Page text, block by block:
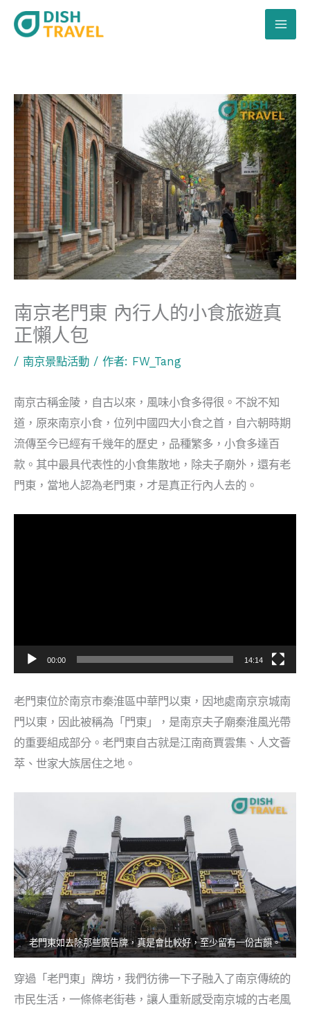
南京老門東 內行人的小食旅遊真
正懶人包
/ 南京景點活動 / 作者: FW_Tang
南京古稱金陵，自古以來，風味小食多得很。不說不知
道，原來南京小食，位列中國四大小食之首，自六朝時期
流傳至今已經有千幾年的歷史，品種繁多，小食多達百
款。其中最具代表性的小食集散地，除夫子廟外，還有老
門東，當地人認為老門東，才是真正行內人去的。
00:00 14:14
老門東位於南京市秦淮區中華門以東，因地處南京京城南
門以東，因此被稱為「門東」，是南京夫子廟秦淮風光帶
的重要組成部分。老門東自古就是江南商賈雲集、人文薈
萃、世家大族居住之地。
老門東如去除那些廣告牌，真是會比較好，至少留有一份古韻。
穿過「老門東」牌坊，我們彷彿一下子融入了南京傳統的
市民生活，一條條老街巷，讓人重新感受南京城的古老風